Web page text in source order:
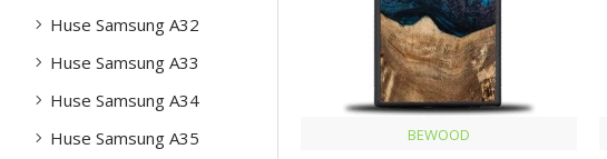
Huse Samsung A32
Huse Samsung A33
Huse Samsung A34
Huse Samsung A35
BEWOOD